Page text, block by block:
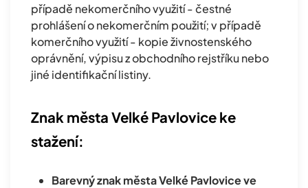
případě nekomerčního využití - čestné
prohlášení o nekomerčním použití; v případě
komerčního využití - kopie živnostenského
oprávnění, výpisu z obchodního rejstříku nebo
jiné identifikační listiny.
Znak města Velké Pavlovice ke
stažení:
Barevný znak města Velké Pavlovice ve